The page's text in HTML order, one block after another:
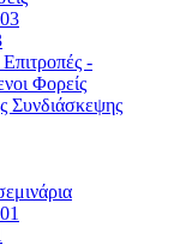
-
Φορείς
Συνδιάσκεψης